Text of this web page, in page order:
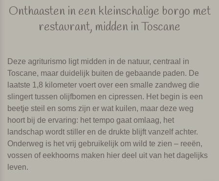
Onthaasten in een kleinschalige borgo met
restaurant, midden in Toscane
Deze agriturismo ligt midden in de natuur, centraal in
Toscane, maar duidelijk buiten de gebaande paden. De
laatste 1,8 kilometer voert over een smalle zandweg die
slingert tussen olijfbomen en cipressen. Het begin is een
beetje steil en soms zijn er wat kuilen, maar deze weg
hoort bij de ervaring: het tempo gaat omlaag, het
landschap wordt stiller en de drukte blijft vanzelf achter.
Onderweg is het vrij gebruikelijk om wild te zien – reeën,
vossen of eekhoorns maken hier deel uit van het dagelijks
leven.